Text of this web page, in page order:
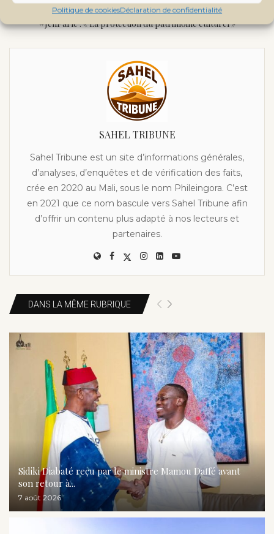
Politique de cookiesDéclaration de confidentialité
next post
#JenParle : « La protection du patrimoine culturel »
SAHEL TRIBUNE
Sahel Tribune est un site d’informations générales,
d’analyses, d’enquêtes et de vérification des faits,
crée en 2020 au Mali, sous le nom Phileingora. C’est
en 2021 que ce nom bascule vers Sahel Tribune afin
d’offrir un contenu plus adapté à nos lecteurs et
partenaires.
DANS LA MÊME RUBRIQUE
Sidiki Diabaté reçu par le ministre Mamou Daffé avant
son retour à...
7 août 2026